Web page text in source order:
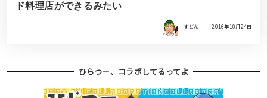
ド料理店ができるみたい
すどん 2016年10月24日
ひらつー、コラボしてるってよ